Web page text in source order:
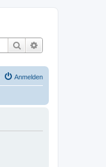
Suche
Anmelden